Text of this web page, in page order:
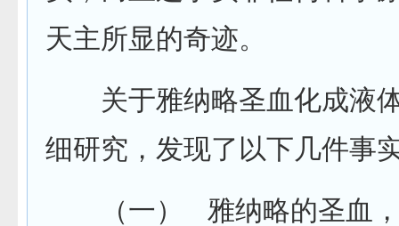
天主所显的奇迹。
关于雅纳略圣血化成液体
细研究，发现了以下几件事
（一） 雅纳略的圣血，